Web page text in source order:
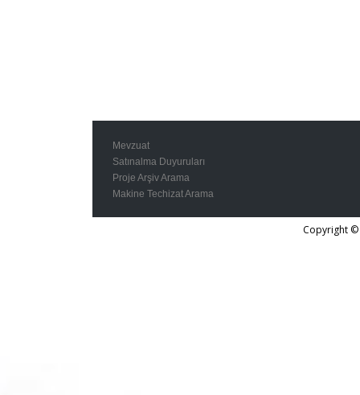
Mevzuat
Satınalma Duyuruları
Proje Arşiv Arama
Makine Techizat Arama
Copyright ©